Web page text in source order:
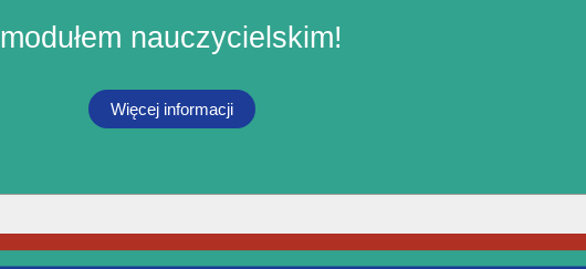
modułem nauczycielskim!
Więcej informacji